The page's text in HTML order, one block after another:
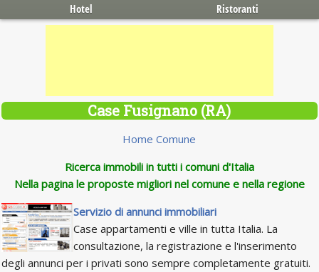
Hotel
Ristoranti
Case Fusignano (RA)
Home Comune
Ricerca immobili in tutti i comuni d'Italia
Nella pagina le proposte migliori nel comune e nella regione
Servizio di annunci immobiliari
Case appartamenti e ville in tutta Italia. La
consultazione, la registrazione e l'inserimento
degli annunci per i privati sono sempre completamente gratuiti.